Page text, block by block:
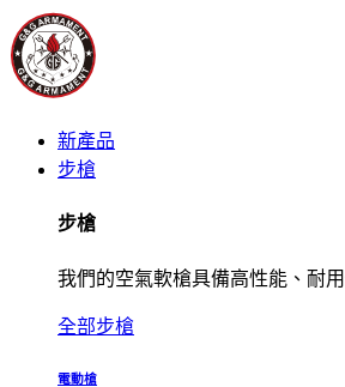
新產品
步槍
步槍
我們的空氣軟槍具備高性能、耐
全部步槍
電動槍